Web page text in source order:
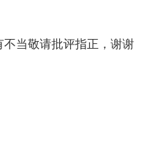
当敬请批评指正，谢谢